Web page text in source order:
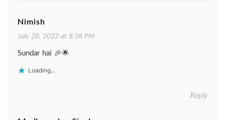
Nimish
July 28, 2022 at 8:38 PM
Sundar hai 🎉🌟
Loading...
Reply